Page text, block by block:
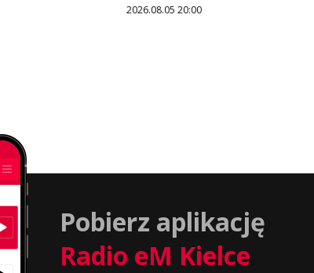
2026.08.05 20:00
Pobierz aplikację
Radio eM Kielce